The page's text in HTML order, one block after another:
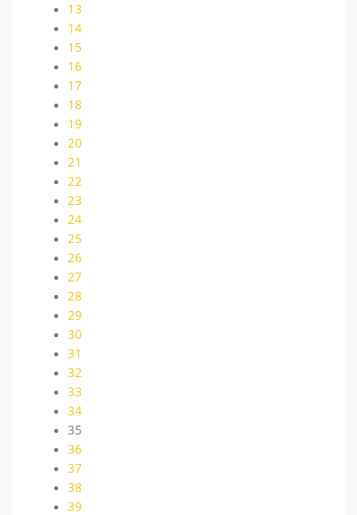
13
14
15
16
17
18
19
20
21
22
23
24
25
26
27
28
29
30
31
32
33
34
35
36
37
38
39